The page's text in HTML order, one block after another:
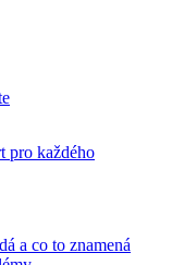
pro každého